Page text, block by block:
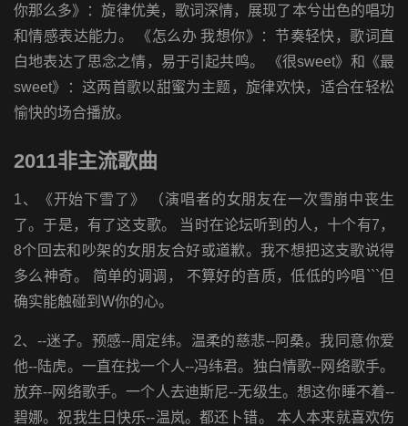
你那么多》：旋律优美，歌词深情，展现了本兮出色的唱功
和情感表达能力。 《怎么办 我想你》：节奏轻快，歌词直
白地表达了思念之情，易于引起共鸣。 《很sweet》和《最
sweet》：这两首歌以甜蜜为主题，旋律欢快，适合在轻松
愉快的场合播放。
2011非主流歌曲
1、《开始下雪了》 （演唱者的女朋友在一次雪崩中丧生
了。于是，有了这支歌。 当时在论坛听到的人，十个有7，
8个回去和吵架的女朋友合好或道歉。我不想把这支歌说得
多么神奇。 简单的调调， 不算好的音质，低低的吟唱```但
确实能触碰到W你的心。
2、--迷子。预感--周定纬。温柔的慈悲--阿桑。我同意你爱
他--陆虎。一直在找一个人--冯纬君。独白情歌--网络歌手。
放弃--网络歌手。一个人去迪斯尼--无级生。想这你睡不着--
碧娜。祝我生日快乐--温岚。都还卜错。 本人本来就喜欢伤